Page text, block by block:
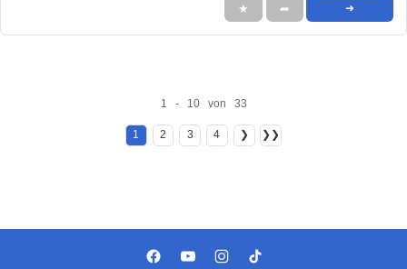
★ ➦ ➜
1 - 10 von 33
1 2 3 4 ❯ ❯❯